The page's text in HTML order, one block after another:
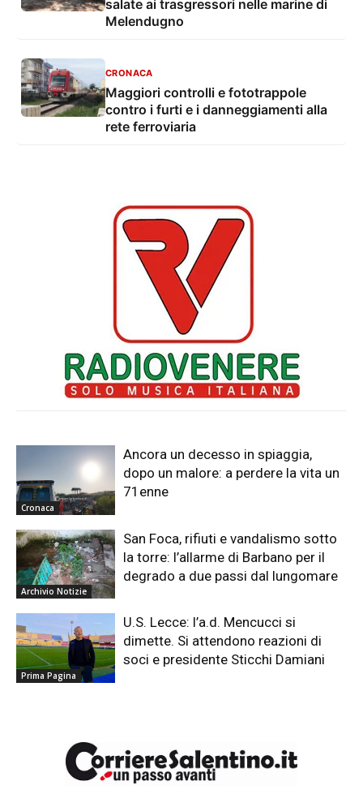
salate ai trasgressori nelle marine di
Melendugno
CRONACA
Maggiori controlli e fototrappole
contro i furti e i danneggiamenti alla
rete ferroviaria
Cronaca
Ancora un decesso in spiaggia,
dopo un malore: a perdere la vita un
71enne
Archivio Notizie
San Foca, rifiuti e vandalismo sotto
la torre: l’allarme di Barbano per il
degrado a due passi dal lungomare
Prima Pagina
U.S. Lecce: l’a.d. Mencucci si
dimette. Si attendono reazioni di
soci e presidente Sticchi Damiani